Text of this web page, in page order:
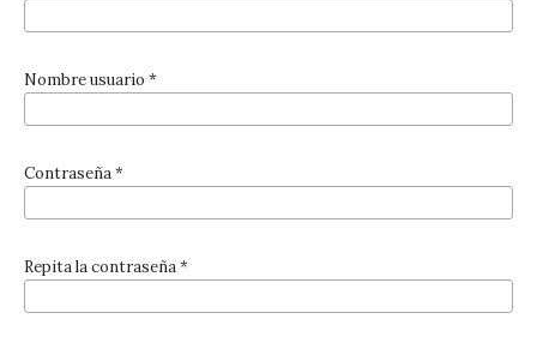
Nombre usuario *
Contraseña*
Repita la contraseña*